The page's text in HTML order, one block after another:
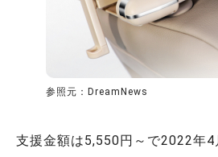
参照元：DreamNews
支援金額は5,550円～で2022年